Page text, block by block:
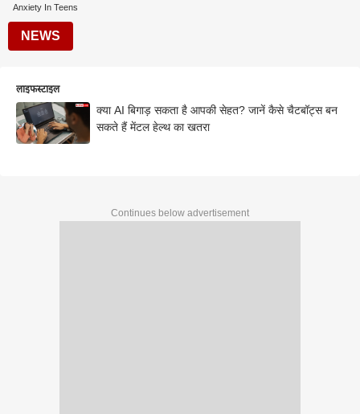
Anxiety In Teens
NEWS
लाइफस्टाइल
क्या AI बिगाड़ सकता है आपकी सेहत? जानें कैसे चैटबॉट्स बन
सकते हैं मेंटल हेल्थ का खतरा
Continues below advertisement